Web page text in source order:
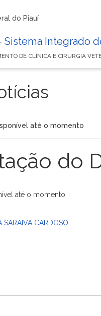
do Piauí
Sistema Integrado
DE CLÍNICA E CIRURGIA
até o momento
do
até o momento
SARAIVA CARDOSO